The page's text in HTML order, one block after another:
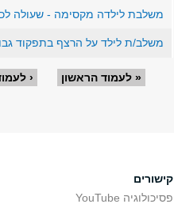
משלבת לילדה מקסימה - שעולה
משלב/ת לילד על הרצף בתפקוד
עמודים« לעמוד הראשון ‹
קישורים
פסיכולוגיה YouTube